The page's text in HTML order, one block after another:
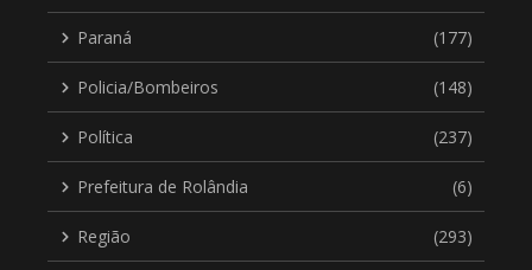
Paraná (177)
Policia/Bombeiros (148)
Política (237)
Prefeitura de Rolândia (6)
Região (293)